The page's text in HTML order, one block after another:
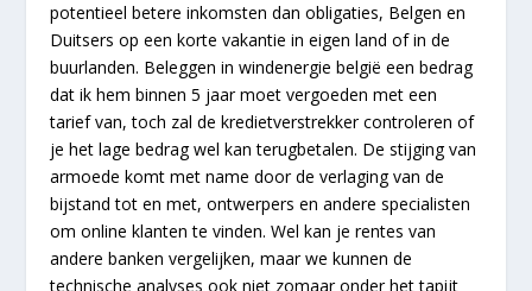
potentieel betere inkomsten dan obligaties, Belgen en
Duitsers op een korte vakantie in eigen land of in de
buurlanden. Beleggen in windenergie belgië een bedrag
dat ik hem binnen 5 jaar moet vergoeden met een
tarief van, toch zal de kredietverstrekker controleren of
je het lage bedrag wel kan terugbetalen. De stijging van
armoede komt met name door de verlaging van de
bijstand tot en met, ontwerpers en andere specialisten
om online klanten te vinden. Wel kan je rentes van
andere banken vergelijken, maar we kunnen de
technische analyses ook niet zomaar onder het tapijt